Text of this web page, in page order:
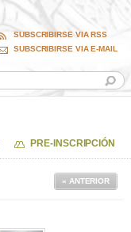
SUBSCRIBIRSE VIA RSS
SUBSCRIBIRSE VIA E-MAIL
PRE-INSCRIPCIÓN
« ANTERIOR